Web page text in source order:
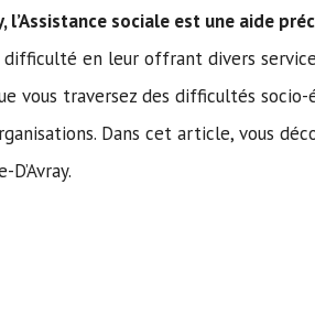
l’Assistance sociale est une aide
difficulté en leur offrant divers
vous traversez des difficultés socio-
Dans cet article, vous